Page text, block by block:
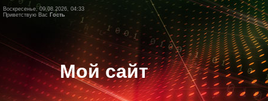
Воскресенье, 09.08.2026, 04:33
Приветствую Вас Гость
Мой сайт